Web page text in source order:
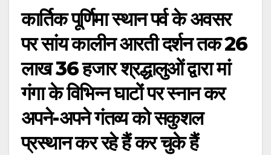
कार्तिक पूर्णिमा स्थान पर्व के अवसर
पर सांय कालीन आरती दर्शन तक 26
लाख 36 हजार श्रद्धालुओं द्वारा मां
गंगा के विभिन्न घाटों पर स्नान कर
अपने-अपने गंतव्य को सकुशल
प्रस्थान कर रहे हैं कर चुके हैं